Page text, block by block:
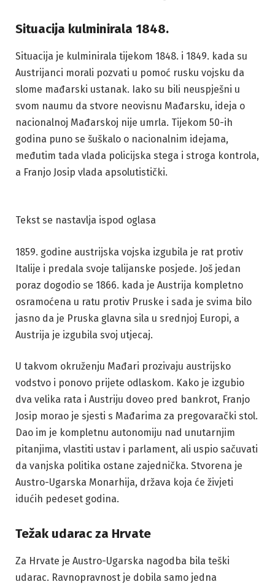
Situacija kulminirala 1848.
Situacija je kulminirala tijekom 1848. i 1849. kada su
Austrijanci morali pozvati u pomoć rusku vojsku da
slome mađarski ustanak. Iako su bili neuspješni u
svom naumu da stvore neovisnu Mađarsku, ideja o
nacionalnoj Mađarskoj nije umrla. Tijekom 50-ih
godina puno se šuškalo o nacionalnim idejama,
međutim tada vlada policijska stega i stroga kontrola,
a Franjo Josip vlada apsolutistički.
Tekst se nastavlja ispod oglasa
1859. godine austrijska vojska izgubila je rat protiv
Italije i predala svoje talijanske posjede. Još jedan
poraz dogodio se 1866. kada je Austrija kompletno
osramoćena u ratu protiv Pruske i sada je svima bilo
jasno da je Pruska glavna sila u srednjoj Europi, a
Austrija je izgubila svoj utjecaj.
U takvom okruženju Mađari prozivaju austrijsko
vodstvo i ponovo prijete odlaskom. Kako je izgubio
dva velika rata i Austriju doveo pred bankrot, Franjo
Josip morao je sjesti s Mađarima za pregovarački stol.
Dao im je kompletnu autonomiju nad unutarnjim
pitanjima, vlastiti ustav i parlament, ali uspio sačuvati
da vanjska politika ostane zajednička. Stvorena je
Austro-Ugarska Monarhija, država koja će živjeti
idućih pedeset godina.
Težak udarac za Hrvate
Za Hrvate je Austro-Ugarska nagodba bila teški
udarac. Ravnopravnost je dobila samo jedna